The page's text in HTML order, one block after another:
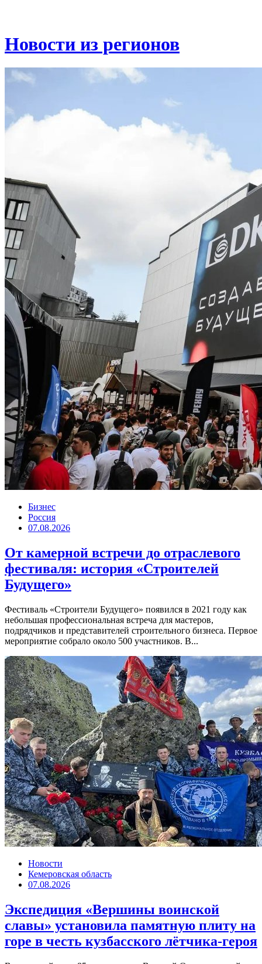
Новости из регионов
Бизнес
Россия
07.08.2026
От камерной встречи до отраслевого
фестиваля: история «Строителей
Будущего»
Фестиваль «Строители Будущего» появился в 2021 году как
небольшая профессиональная встреча для мастеров,
подрядчиков и представителей строительного бизнеса. Первое
мероприятие собрало около 500 участников. В...
Новости
Кемеровская область
07.08.2026
Экспедиция «Вершины воинской
славы» установила памятную плиту на
горе в честь кузбасского лётчика-героя